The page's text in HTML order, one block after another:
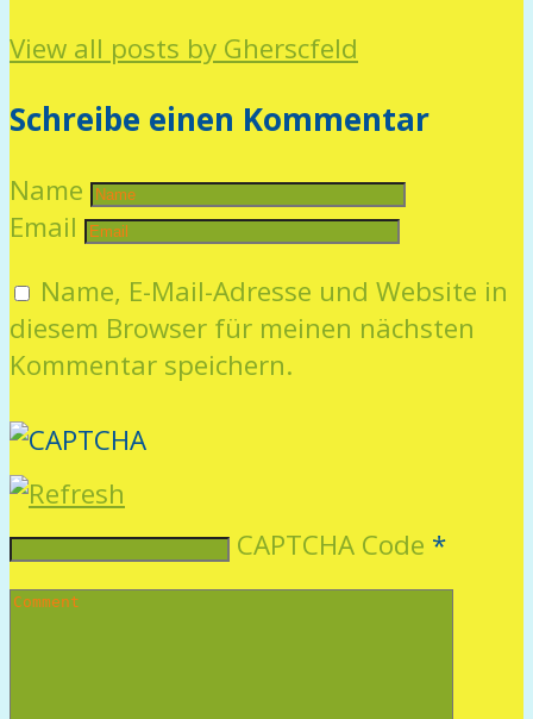
View all posts by Gherscfeld
Schreibe einen Kommentar
Name
Email
Name, E-Mail-Adresse und Website in
diesem Browser für meinen nächsten
Kommentar speichern.
CAPTCHA Code *